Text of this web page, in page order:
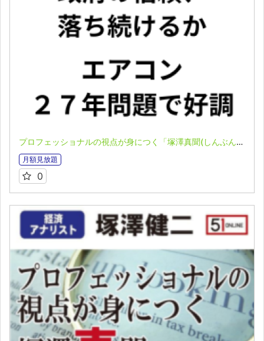
プロフェッショナルの視点が身につく「塚澤真聞(しんぶん)」(2025.5.25)
月額見放題
0